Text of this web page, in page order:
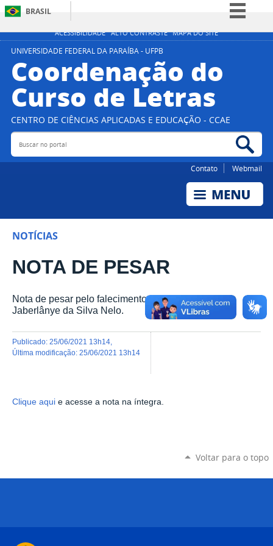
ACESSIBILIDADE ALTO CONTRASTE MAPA DO SITE
BRASIL
Simplifique!
Participe
Acesso à informação
Legislação
Canais
UNIVERSIDADE FEDERAL DA PARAÍBA - UFPB
Coordenação do
Curso de Letras
CENTRO DE CIÊNCIAS APLICADAS E EDUCAÇÃO - CCAE
Buscar no portal
Contato Webmail
NOTÍCIAS
NOTA DE PESAR
Nota de pesar pelo falecimento da professora Maria
Jaberlânye da Silva Nelo.
publicado: 25/06/2021 13h14
última modificação: 25/06/2021 13h14
Clique aqui e acesse a nota na íntegra.
Voltar para o topo